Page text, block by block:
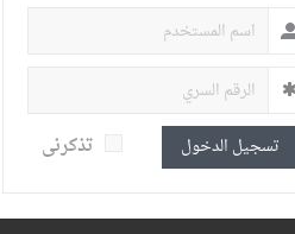
تسجيل الدخول تذكرنى